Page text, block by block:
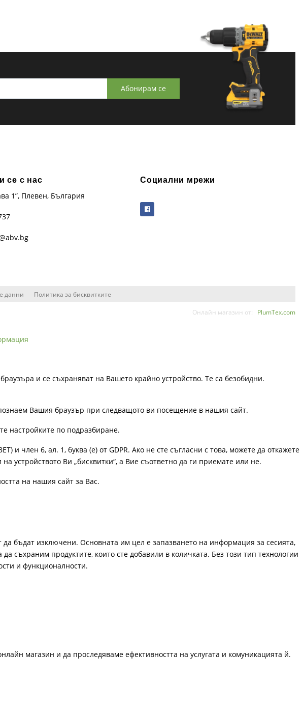
Абонирам се
се с нас
1”, Плевен, България
Социални мрежи
данни Политика за бисквитките
Онлайн магазин от: PlumTex.com
и се съхраняват на Вашето крайно устройство. Те са безобидни.
Вашия браузър при следващото ви посещение в нашия сайт.
настройките по подразбиране.
и член 6, ал. 1, буква (е) от GDPR. Ако не сте съгласни с това, можете да откажете
устройството Ви „бисквитки“, а Вие съответно да ги приемате или не.
на нашия сайт за Вас.
бъдат изключени. Основната им цел е запазването на информация за сесията,
съхраним продуктите, които сте добавили в количката. Без този тип технологии
и функционалности.
магазин и да проследяваме ефективността на услугата и комуникацията й.